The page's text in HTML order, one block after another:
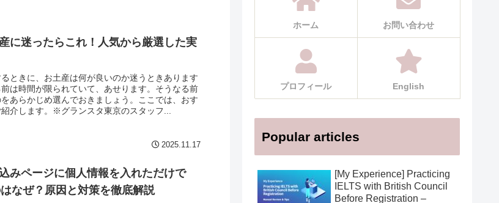
に迷ったらこれ！人気から厳選した実
ときに、お土産は何が良いのか迷うときあります
は時間が限られていて、あせります。そうなる前
あらかじめ選んでおきましょう。ここでは、おす
介します。※グランスタ東京のスタッフ...
2025.11.17
みページに個人情報を入れただけで
なぜ？原因と対策を徹底解説
ホーム お問い合わせ
プロフィール English
Popular articles
[My Experience] Practicing
IELTS with British Council
Before Registration –